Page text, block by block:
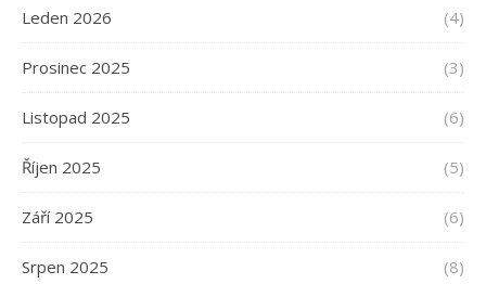
Leden 2026 (4)
Prosinec 2025 (3)
Listopad 2025 (6)
Říjen 2025 (5)
Září 2025 (6)
Srpen 2025 (8)